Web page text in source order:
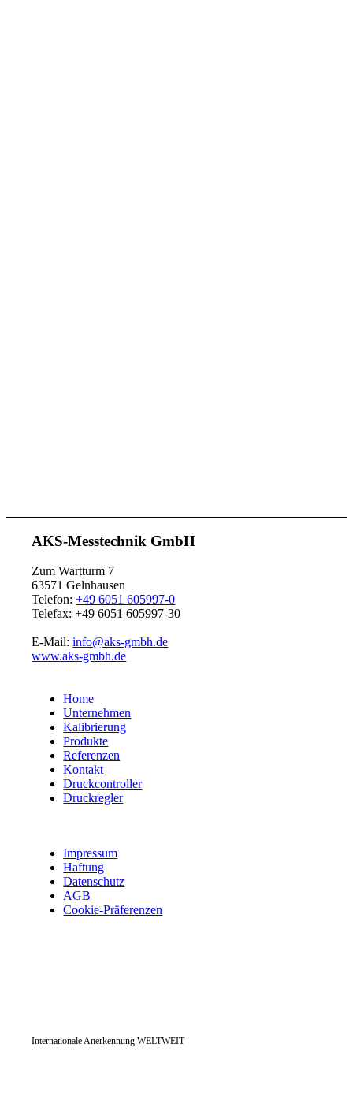
AKS-Messtechnik GmbH
Zum Wartturm 7
63571 Gelnhausen
Telefon:+49 6051 605997-0
Telefax: +49 6051 605997-30
E-Mail:info@aks-gmbh.de
www.aks-gmbh.de
Home
Unternehmen
Kalibrierung
Produkte
Referenzen
Kontakt
Druckcontroller
Druckregler
Impressum
Haftung
Datenschutz
AGB
Cookie-Präferenzen
Internationale Anerkennung WELTWEIT